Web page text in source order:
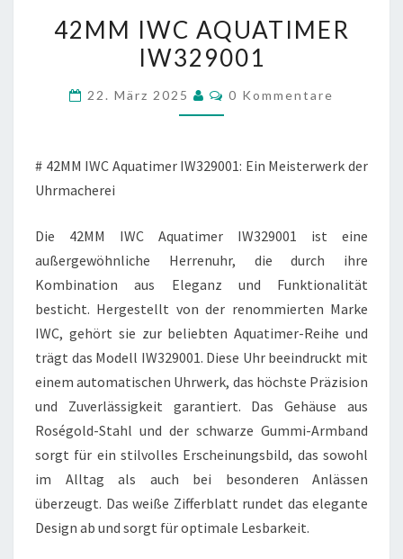
IWC
AQUATIMER
42MM IWC AQUATIMER
IW329001
22. März 2025 Kommentare
0 Kommentare
# 42MM IWC Aquatimer IW329001: Ein Meisterwerk der
Uhrmacherei
Die 42MM IWC Aquatimer IW329001 ist eine
außergewöhnliche Herrenuhr, die durch ihre
Kombination aus Eleganz und Funktionalität
besticht. Hergestellt von der renommierten Marke
IWC, gehört sie zur beliebten Aquatimer-Reihe und
trägt das Modell IW329001. Diese Uhr beeindruckt mit
einem automatischen Uhrwerk, das höchste Präzision
und Zuverlässigkeit garantiert. Das Gehäuse aus
Roségold-Stahl und der schwarze Gummi-Armband
sorgt für ein stilvolles Erscheinungsbild, das sowohl
im Alltag als auch bei besonderen Anlässen
überzeugt. Das weiße Zifferblatt rundet das elegante
Design ab und sorgt für optimale Lesbarkeit.